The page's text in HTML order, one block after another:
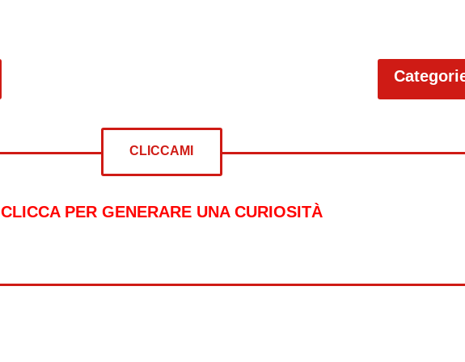
CLICCAMI
CLICCA PER GENERARE UNA CURIOSITÀ